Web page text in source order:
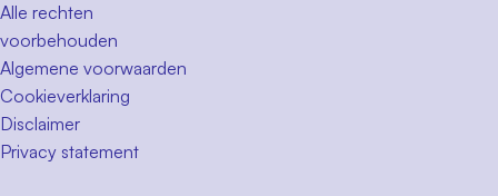
Alle rechten
voorbehouden
Algemene voorwaarden
Cookieverklaring
Disclaimer
Privacy statement